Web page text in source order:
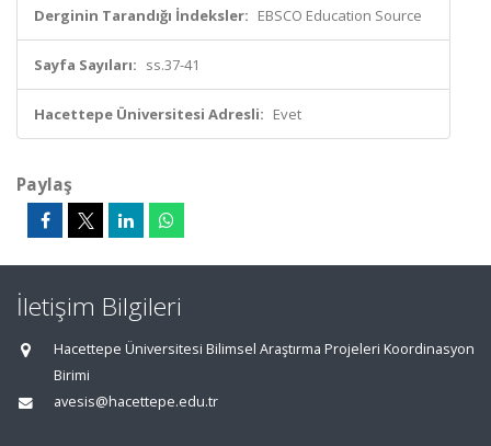
Derginin Tarandığı İndeksler: EBSCO Education Source
Sayfa Sayıları: ss.37-41
Hacettepe Üniversitesi Adresli: Evet
Paylaş
İletişim Bilgileri
Hacettepe Üniversitesi Bilimsel Araştırma Projeleri Koordinasyon
Birimi
avesis@hacettepe.edu.tr